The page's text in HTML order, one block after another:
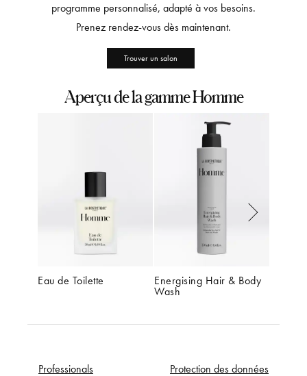
programme personnalisé, adapté à vos besoins.
Prenez rendez-vous dès maintenant.
Trouver un salon
Aperçu de la gamme Homme
Eau de Toilette
Energising Hair & Body
Wash
Professionals
Protection des données